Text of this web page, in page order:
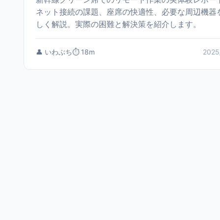
ネット接続の課題、座席の快適性、必要な周辺機器
しく解説。実際の困難と解決策を紹介します。
👤 いわぶち⏱️ 18m